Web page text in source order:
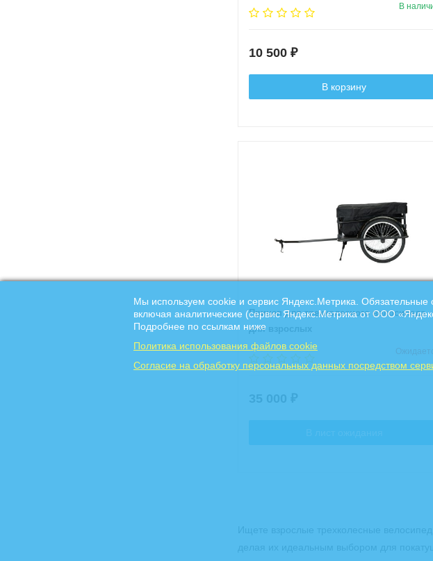
В
10 500 ₽
В корзину
Прицеп для трехколесного велосипеда
для взрослых
Мы используем cookie и сервис Яндекс.Метрика. Обязательные
включая аналитические (сервис Яндекс.Метрика от ООО
Подробнее по ссылкам ниже
Политика использования файлов cookie
Cогласие на обработку персональных данных посредством